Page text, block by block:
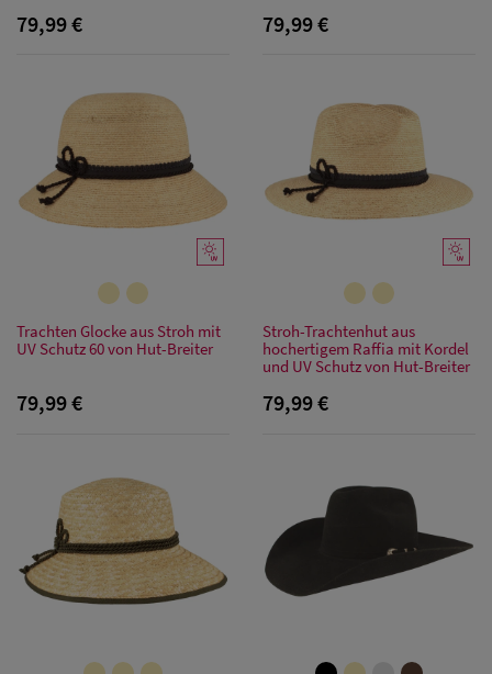
Herren Caps
79,99 € 79,99 €
Trachten Glocke aus Stroh mit
UV Schutz 60 von Hut-Breiter
79,99 €
Stroh-Trachtenhut aus
hochertigem Raffia mit Kordel
und UV Schutz von Hut-Breiter
79,99 €